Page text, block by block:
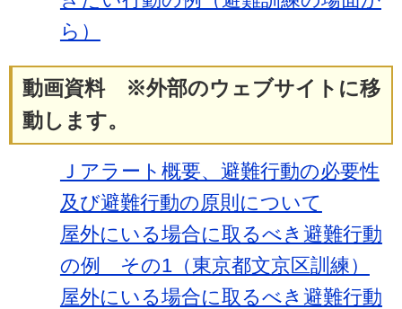
ら）
動画資料 ※外部のウェブサイトに移
動します。
Ｊアラート概要、避難行動の必要性
及び避難行動の原則について
屋外にいる場合に取るべき避難行動
の例 その1（東京都文京区訓練）
屋外にいる場合に取るべき避難行動